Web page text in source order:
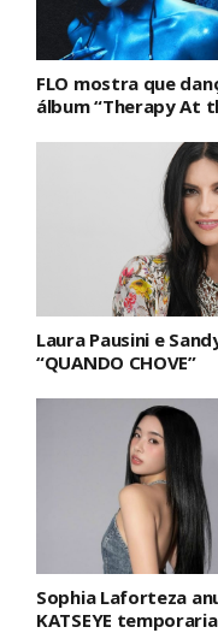
FLO mostra que
álbum “Therapy At
Laura Pausini e
“QUANDO CHOVE”
Sophia Laforteza
KATSEYE